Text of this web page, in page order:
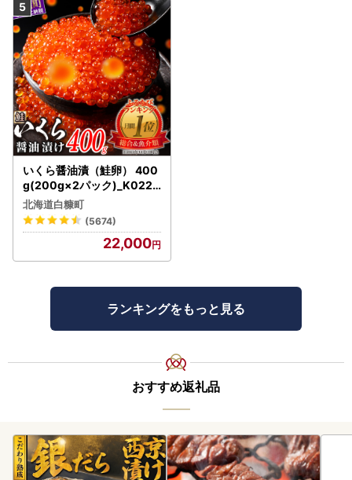
いくら醤油漬（鮭卵） 400
g(200g×2パック)_K022-
1676
北海道白糠町
(5674)
22,000
ランキングをもっと見る
おすすめ返礼品